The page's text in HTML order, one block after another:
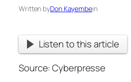
Written byDon Kayembein
Listen to this article
Source: Cyberpresse